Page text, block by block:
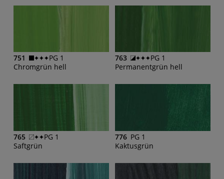
751
PG 1
Chromgrün hell
763
PG 1
Permanentgrün hell
765
PG 1
Saftgrün
776 PG 1
Kaktusgrün